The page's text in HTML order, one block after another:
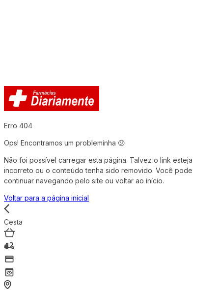
Erro 404
Ops! Encontramos um probleminha 😕
Não foi possível carregar esta página. Talvez o link esteja
incorreto ou o conteúdo tenha sido removido. Você pode
continuar navegando pelo site ou voltar ao início.
Voltar para a página inicial
Cesta